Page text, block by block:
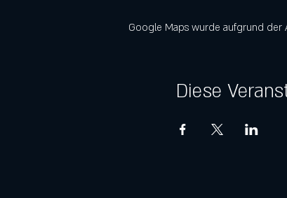
Google Maps wurde aufgrund der
Diese